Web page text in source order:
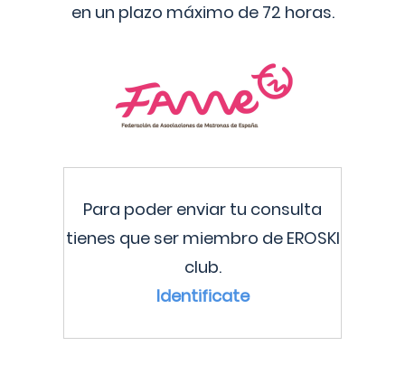
en un plazo máximo de 72 horas.
Para poder enviar tu consulta
tienes que ser miembro de EROSKI
club.
Identificate